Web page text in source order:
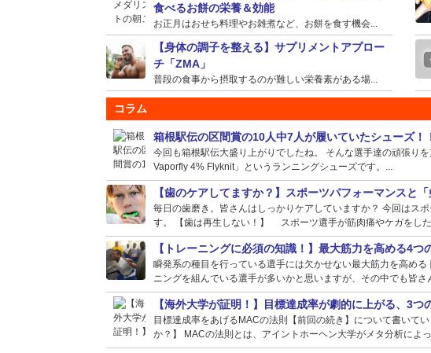
食べるお餅の栄養＆効能
お正月はおせち料理やお雑煮など、お餅を食す機会...
【身体の調子を整える】サプリメントアプロー
チ「ZMA」
普段の食事から摂取するのが難しい栄養素がある場...
コラム
箱根駅伝の区間賞の10人中7人が履いていたシューズ！
今回も箱根駅伝大盛り上がりでしたね。 そんな選手達の頑張り
Vaporfly 4% Flyknit」というランニングシューズです。...
【歯のケアしてますか？】スポーツパフォーマンスと
毎日の歯磨き。皆さんはしっかりケアしていますか？ 今回はス
す。 【歯は再生しない！】 スポーツ選手が筋肉痛やケガをした
【トレーニングに必須の知識！】最大筋力を高める4つ
瞬発系の種目を行っている選手には欠かせない最大筋力を高め
ニングを組んでいる選手が多いかと思いますが、その中でも皆さ
【海外大学が証明！】目標達成率が劇的に上がる、3
目標達成率をあげるMACの法則【前回の続き】について書いて
か？】 MACの法則とは、アイントホーヘン大学がメタ分析によっ